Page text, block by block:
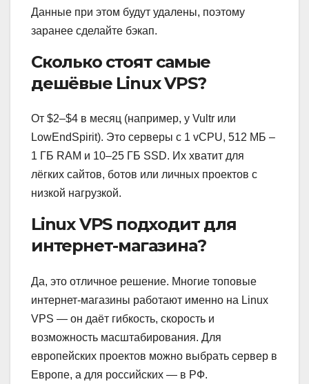
Данные при этом будут удалены, поэтому
заранее сделайте бэкап.
Сколько стоят самые
дешёвые Linux VPS?
От $2–$4 в месяц (например, у Vultr или
LowEndSpirit). Это серверы с 1 vCPU, 512 МБ –
1 ГБ RAM и 10–25 ГБ SSD. Их хватит для
лёгких сайтов, ботов или личных проектов с
низкой нагрузкой.
Linux VPS подходит для
интернет-магазина?
Да, это отличное решение. Многие топовые
интернет-магазины работают именно на Linux
VPS — он даёт гибкость, скорость и
возможность масштабирования. Для
европейских проектов можно выбрать сервер в
Европе, а для российских — в РФ.